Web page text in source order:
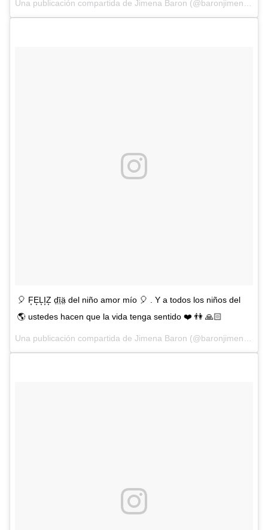
🎈 F͙E͙L͙I͙Z͙ d̤̈ï̤ä̤ del niño amor mío 🎈 . Y a todos los niños del
🌎 ustedes hacen que la vida tenga sentido ❤️ 👫 🙏🏻